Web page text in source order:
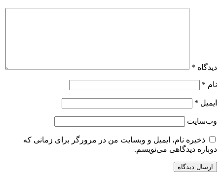
دیدگاه *
نام *
ایمیل *
وب‌سایت
ذخیره نام، ایمیل و وبسایت من در مرورگر برای زمانی که
دوباره دیدگاهی می‌نویسم.